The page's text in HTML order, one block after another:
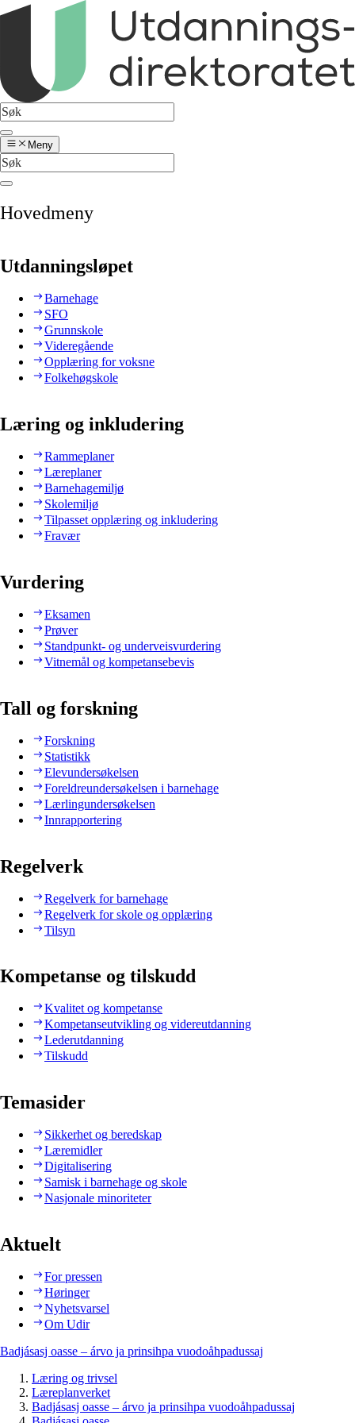
Meny
Hovedmeny
Utdanningsløpet
Barnehage
SFO
Grunnskole
Videregående
Opplæring for voksne
Folkehøgskole
Læring og inkludering
Rammeplaner
Læreplaner
Barnehagemiljø
Skolemiljø
Tilpasset opplæring og inkludering
Fravær
Vurdering
Eksamen
Prøver
Standpunkt- og underveisvurdering
Vitnemål og kompetansebevis
Tall og forskning
Forskning
Statistikk
Elevundersøkelsen
Foreldreundersøkelsen i barnehage
Lærlingundersøkelsen
Innrapportering
Regelverk
Regelverk for barnehage
Regelverk for skole og opplæring
Tilsyn
Kompetanse og tilskudd
Kvalitet og kompetanse
Kompetanseutvikling og videreutdanning
Lederutdanning
Tilskudd
Temasider
Sikkerhet og beredskap
Læremidler
Digitalisering
Samisk i barnehage og skole
Nasjonale minoriteter
Aktuelt
For pressen
Høringer
Nyhetsvarsel
Om Udir
Badjásasj oasse – árvo ja prinsihpa vuodoåhpadussaj
Læring og trivsel
Læreplanverket
Badjásasj oasse – árvo ja prinsihpa vuodoåhpadussaj